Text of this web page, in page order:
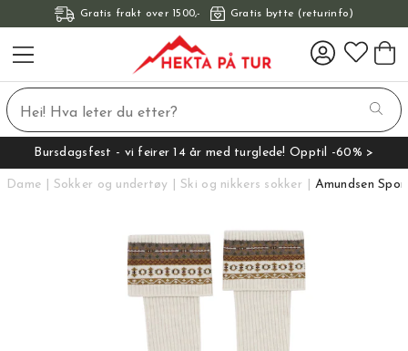
Gratis frakt over 1500,- Gratis bytte (returinfo)
Bursdagsfest - vi feirer 14 år med turglede! Opptil -60% >
Dame Sokker og undertøy Ski og nikkers sokker Amundsen